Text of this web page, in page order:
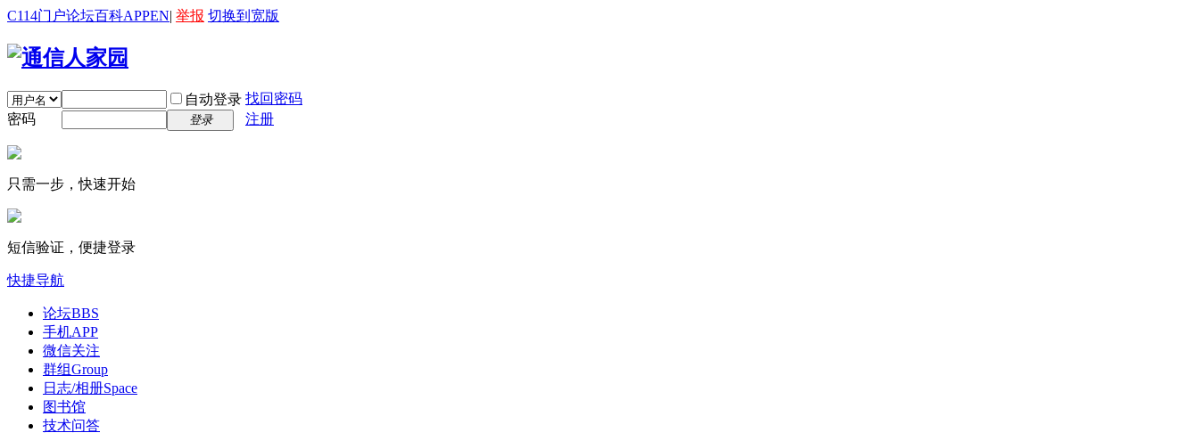
C114门户论坛百科APPEN| 举报 切换到宽版
自动登录 找回密码
密码
登录 注册
只需一步，快速开始
短信验证，便捷登录
快捷导航
论坛BBS
手机APP
微信关注
群组Group
日志/相册Space
图书馆
技术问答